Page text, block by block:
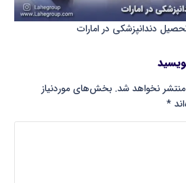
دندانپزشکی در امارات
نخواهد شد. بخش‌های موردنیاز
*